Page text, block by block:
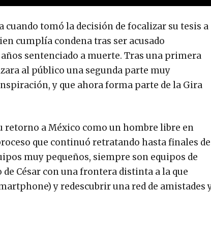
tomó la decisión de focalizar su tesis a
cumplía condena tras ser acusado
sentenciado a muerte. Tras una primera
al público una segunda parte muy
y que ahora forma parte de la Gira
retorno a México como un hombre libre en
que continuó retratando hasta finales de
muy pequeños, siempre son equipos de
César con una frontera distinta a la que
y redescubrir una red de amistades